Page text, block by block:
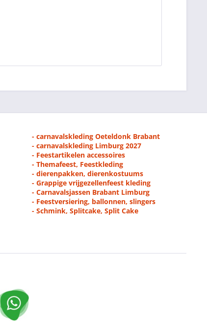
- carnavalskleding Oeteldonk Brabant
- carnavalskleding Limburg 2027
- Feestartikelen accessoires
- Themafeest, Feestkleding
- dierenpakken, dierenkostuums
- Grappige vrijgezellenfeest kleding
- Carnavalsjassen Brabant Limburg
- Feestversiering, ballonnen, slingers
- Schmink, Splitcake, Split Cake